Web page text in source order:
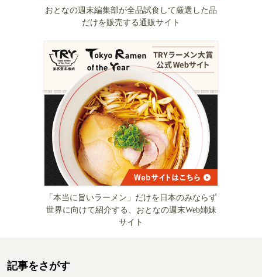
おとなの週末編集部が全品試食して厳選した品
だけを販売する通販サイト
「本当に旨いラーメン」だけを日本のみならず
世界に向けて紹介する、おとなの週末Web姉妹
サイト
記事をさがす